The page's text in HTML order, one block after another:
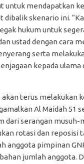
untuk mendapatkan
dibalik skenario ini.
hukum untuk
ustad dengan cara
serta
kepada ulama
akan terus melakukan
Al Maidah 51
dari serangan musuh-
rotasi dan reposisi
anggota pimpinan
jumlah anggota.